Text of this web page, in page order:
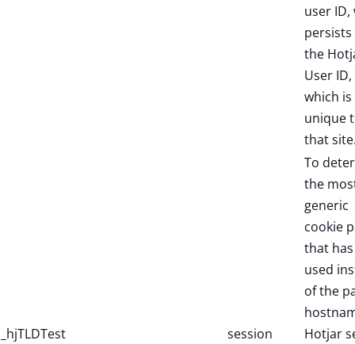
user ID,
persists
the
User ID,
which is
unique
that
_hjTLDTest session
To
the
generic
cookie
that
used
of the
Hotjar